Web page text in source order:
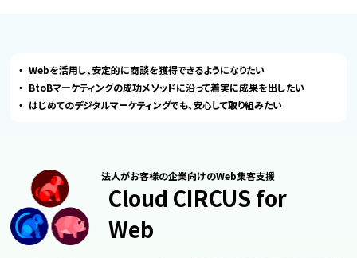
Webを活用し、安定的に商談を獲得できるようになりたい
BtoBマーケティングの成功メソッドに沿って着実に成果を出したい
はじめてのデジタルマーケティングでも、安心して取り組みたい
法人がお客様の企業向けのWeb集客支援
Cloud CIRCUS for
Web